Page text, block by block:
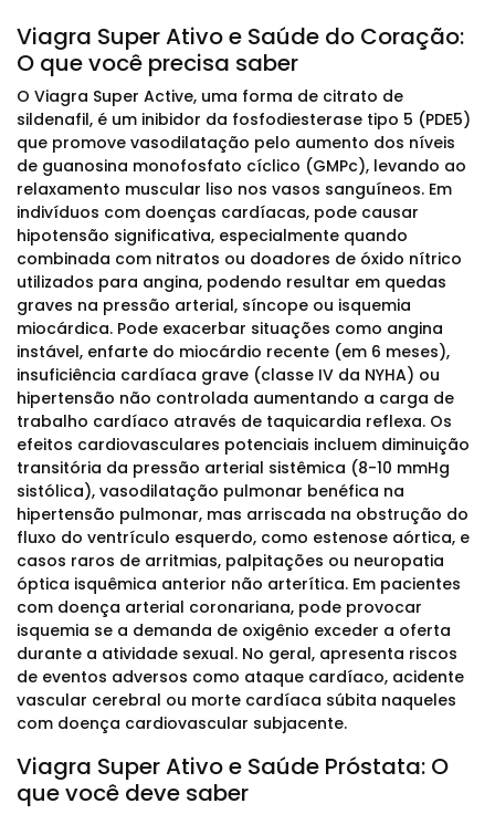
Viagra Super Ativo e Saúde do Coração:
O que você precisa saber
O Viagra Super Active, uma forma de citrato de
sildenafil, é um inibidor da fosfodiesterase tipo 5 (PDE5)
que promove vasodilatação pelo aumento dos níveis
de guanosina monofosfato cíclico (GMPc), levando ao
relaxamento muscular liso nos vasos sanguíneos. Em
indivíduos com doenças cardíacas, pode causar
hipotensão significativa, especialmente quando
combinada com nitratos ou doadores de óxido nítrico
utilizados para angina, podendo resultar em quedas
graves na pressão arterial, síncope ou isquemia
miocárdica. Pode exacerbar situações como angina
instável, enfarte do miocárdio recente (em 6 meses),
insuficiência cardíaca grave (classe IV da NYHA) ou
hipertensão não controlada aumentando a carga de
trabalho cardíaco através de taquicardia reflexa. Os
efeitos cardiovasculares potenciais incluem diminuição
transitória da pressão arterial sistêmica (8-10 mmHg
sistólica), vasodilatação pulmonar benéfica na
hipertensão pulmonar, mas arriscada na obstrução do
fluxo do ventrículo esquerdo, como estenose aórtica, e
casos raros de arritmias, palpitações ou neuropatia
óptica isquêmica anterior não arterítica. Em pacientes
com doença arterial coronariana, pode provocar
isquemia se a demanda de oxigênio exceder a oferta
durante a atividade sexual. No geral, apresenta riscos
de eventos adversos como ataque cardíaco, acidente
vascular cerebral ou morte cardíaca súbita naqueles
com doença cardiovascular subjacente.
Viagra Super Ativo e Saúde Próstata: O
que você deve saber